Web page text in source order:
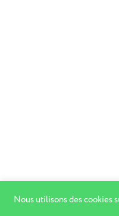
Nous utilisons des cookies